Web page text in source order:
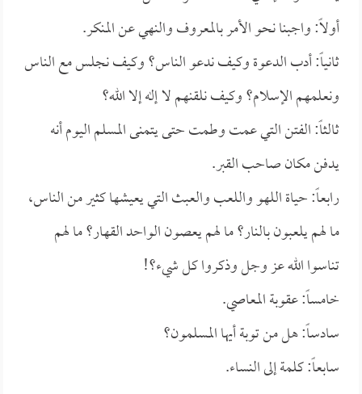
أولاً: واجبنا نحو الأمر بالمعروف والنهي عن المنكر.
ثانياً: أدب الدعوة وكيف ندعو الناس؟ وكيف نجلس مع الناس
ونعلمهم الإسلام؟ وكيف نلقنهم لا إله إلا الله؟
ثالثاً: الفتن التي عمت وطمت حتى يتمنى المسلم اليوم أنه
يدفن مكان صاحب القبر.
رابعاً: حياة اللهو واللعب والعبث التي يعيشها كثير من الناس،
ما لهم يلعبون بالنار؟ ما لهم يعصون الواحد القهار؟ ما لهم
تناسوا الله عز وجل وذكروا كل شيء؟!
خامساً: عقوبة المعاصي.
سادساً: هل من توبة أيها المسلمون؟
سابعاً: كلمة إلى النساء.